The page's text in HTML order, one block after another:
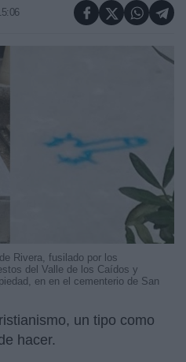
Rivera, fusilado por los
del Valle de los Caídos y
en en el cementerio de San
un tipo como
hacer.